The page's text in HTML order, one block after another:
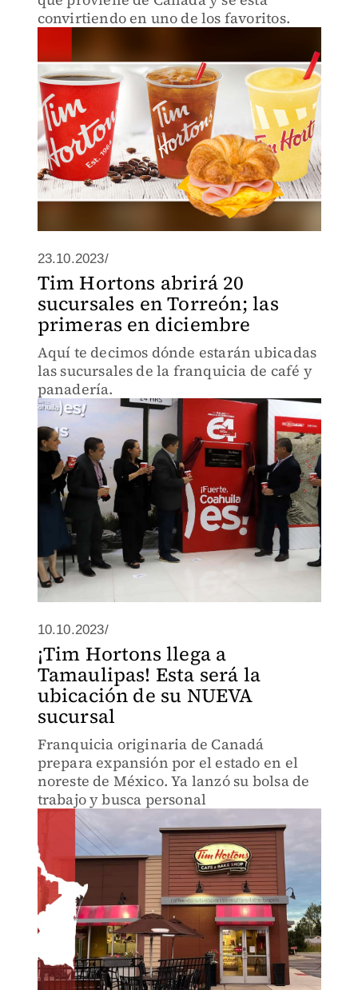
convirtiendo en uno de los favoritos.
23.10.2023/
Tim Hortons abrirá 20
sucursales en Torreón; las
primeras en diciembre
Aquí te decimos dónde estarán ubicadas
las sucursales de la franquicia de café y
panadería.
10.10.2023/
¡Tim Hortons llega a
Tamaulipas! Esta será la
ubicación de su NUEVA
sucursal
Franquicia originaria de Canadá
prepara expansión por el estado en el
noreste de México. Ya lanzó su bolsa de
trabajo y busca personal